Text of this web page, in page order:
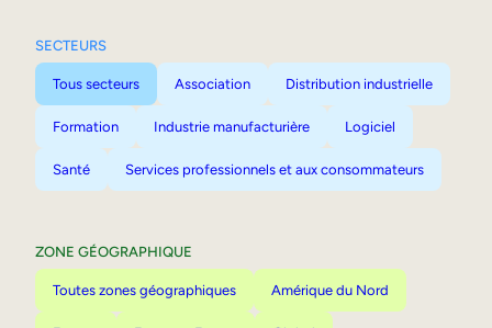
SECTEURS
Tous secteurs Association Distribution industrielle
Formation Industrie manufacturière Logiciel
Santé Services professionnels et aux consommateurs
ZONE GÉOGRAPHIQUE
Toutes zones géographiques Amérique du Nord